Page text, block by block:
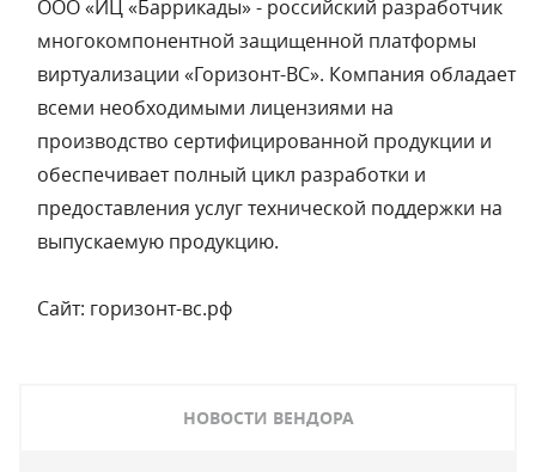
ООО «ИЦ «Баррикады» - российский разработчик
многокомпонентной защищенной платформы
виртуализации «Горизонт-ВС». Компания обладает
всеми необходимыми лицензиями на
производство сертифицированной продукции и
обеспечивает полный цикл разработки и
предоставления услуг технической поддержки на
выпускаемую продукцию.
Сайт: горизонт-вс.рф
НОВОСТИ ВЕНДОРА